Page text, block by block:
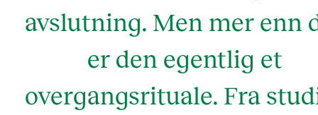
avslutning. Men mer enn
er den egentlig et
overgangsrituale. Fra